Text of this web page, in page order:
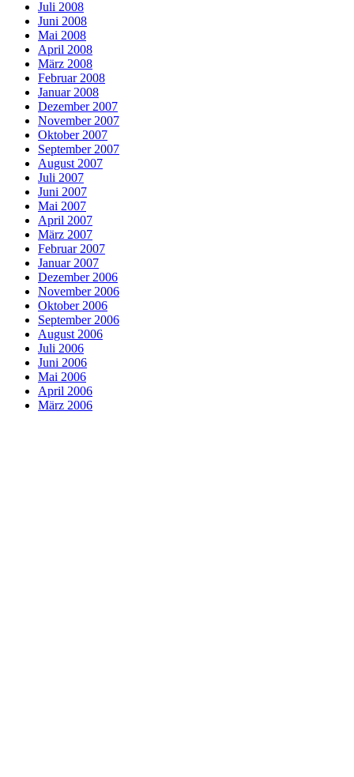
Juli 2008
Juni 2008
Mai 2008
April 2008
März 2008
Februar 2008
Januar 2008
Dezember 2007
November 2007
Oktober 2007
September 2007
August 2007
Juli 2007
Juni 2007
Mai 2007
April 2007
März 2007
Februar 2007
Januar 2007
Dezember 2006
November 2006
Oktober 2006
September 2006
August 2006
Juli 2006
Juni 2006
Mai 2006
April 2006
März 2006